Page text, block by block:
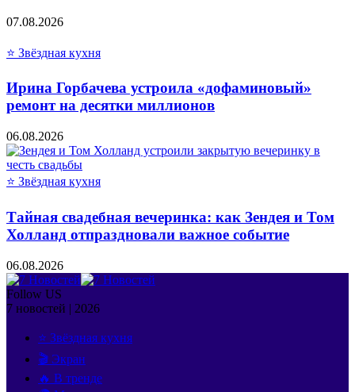
07.08.2026
⭐ Звёздная кухня
Ирина Горбачева устроила «дофаминовый»
ремонт на десятки миллионов
06.08.2026
⭐ Звёздная кухня
Тайная свадебная вечеринка: как Зендея и Том
Холланд отпраздновали важное событие
06.08.2026
Follow US
7 новостей | 2026
⭐ Звёздная кухня
🎬 Экран
🔥 В тренде